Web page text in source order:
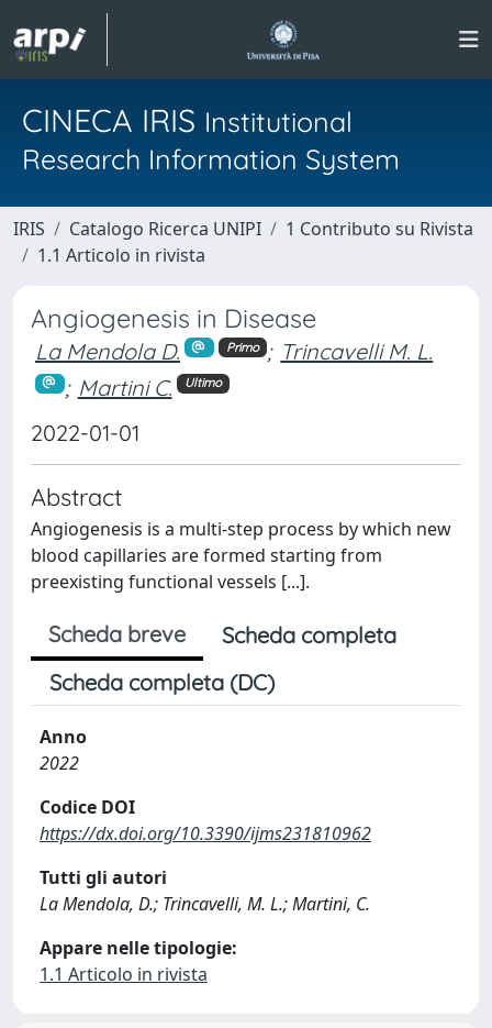
CINECA IRIS Institutional
Research Information System
IRIS Catalogo Ricerca UNIPI
1 Contributo su Rivista
1.1 Articolo in rivista
Angiogenesis in Disease
La Mendola D. Primo ; Trincavelli M. L.
; Martini C. Ultimo
2022-01-01
Abstract
Angiogenesis is a multi-step process by which new
blood capillaries are formed starting from
preexisting functional vessels [...].
Scheda breve
Scheda completa
Scheda completa (DC)
Anno
2022
Codice DOI
https://dx.doi.org/10.3390/ijms231810962
Tutti gli autori
La Mendola, D.; Trincavelli, M. L.; Martini, C.
Appare nelle tipologie:
1.1 Articolo in rivista